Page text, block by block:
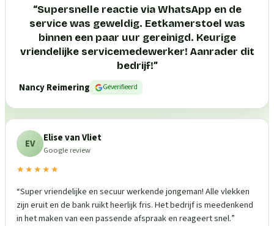
“Supersnelle reactie via WhatsApp en de
service was geweldig. Eetkamerstoel was
binnen een paar uur gereinigd. Keurige
vriendelijke servicemedewerker! Aanrader dit
bedrijf!”
Nancy Reimering
Geverifieerd
EV Elise van Vliet
Google review
★★★★★
“Super vriendelijke en secuur werkende jongeman! Alle vlekken
zijn eruit en de bank ruikt heerlijk fris. Het bedrijf is meedenkend
in het maken van een passende afspraak en reageert snel.”